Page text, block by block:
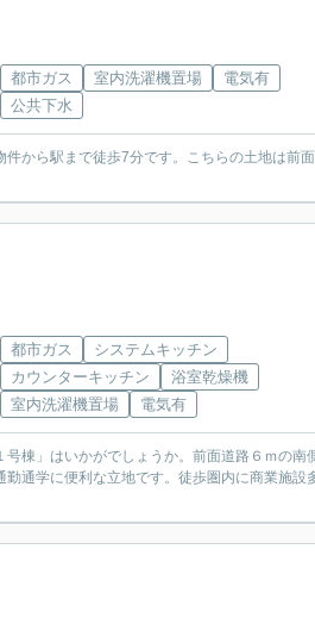
都市ガス 室内洗濯機置場
電気有
公共下水
から駅まで徒歩7分です。こちらの土地は前
都市ガス
システムキッチン
カウンターキッチン
浴室乾燥機
室内洗濯機置場
電気有
棟」はいかがでしょうか。前面道路６ｍの南
通学に便利な立地です。徒歩圏内に商業施設